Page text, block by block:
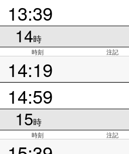
13:39
14時
時刻 注記
14:19
14:59
15時
時刻 注記